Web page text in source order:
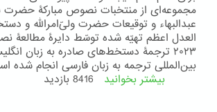
۲۰۲۵
مجموعه‌ای از منتخبات نصوص مبارکۀ حضرت
عبدالبهاء و توقیعات حضرت ولیّ‌امرالله و
العدل اعظم تهیّه شده توسّط دایرۀ مطالعۀ
٢٠٢٣ ترجمۀ دستخط‌های صادره به زبان
بین‌المللی ترجمه به زبان فارسی انجام شده
بیشتر بخوانید درباره
8416 بازدید